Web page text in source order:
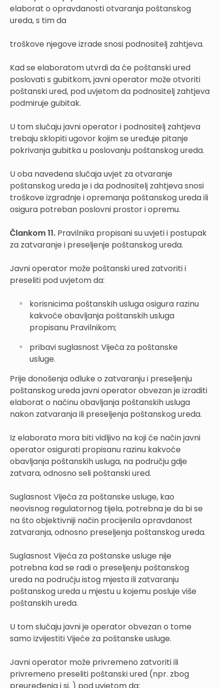
elaborat o opravdanosti otvaranja poštanskog
ureda, s tim da
troškove njegove izrade snosi podnositelj zahtjeva.
Kad se elaboratom utvrdi da će poštanski ured
poslovati s gubitkom, javni operator može otvoriti
poštanski ured, pod uvjetom da podnositelj zahtjeva
podmiruje gubitak.
U tom slučaju javni operator i podnositelj zahtjeva
trebaju sklopiti ugovor kojim se uređuje pitanje
pokrivanja gubitka u poslovanju poštanskog ureda.
U oba navedena slučaja uvjet za otvaranje
poštanskog ureda je i da podnositelj zahtjeva snosi
troškove izgradnje i opremanja poštanskog ureda ili
osigura potreban poslovni prostor i opremu.
Člankom 11. Pravilnika propisani su uvjeti i postupak
za zatvaranje i preseljenje poštanskog ureda.
Javni operator može poštanski ured zatvoriti i
preseliti pod uvjetom da:
korisnicima poštanskih usluga osigura razinu
kakvoće obavljanja poštanskih usluga
propisanu Pravilnikom;
pribavi suglasnost Vijeća za poštanske
usluge.
Prije donošenja odluke o zatvaranju i preseljenju
poštanskog ureda javni operator obvezan je izraditi
elaborat o načinu obavljanja poštanskih usluga
nakon zatvaranja ili preseljenja poštanskog ureda.
Iz elaborata mora biti vidljivo na koji će način javni
operator osigurati propisanu razinu kakvoće
obavljanja poštanskih usluga, na području gdje
zatvara, odnosno seli poštanski ured.
Suglasnost Vijeća za poštanske usluge, kao
neovisnog regulatornog tijela, potrebna je da bi se
na što objektivniji način procijenila opravdanost
zatvaranja, odnosno preseljenja poštanskog ureda.
Suglasnost Vijeća za poštanske usluge nije
potrebna kad se radi o preseljenju poštanskog
ureda na području istog mjesta ili zatvaranju
poštanskog ureda u mjestu u kojemu posluje više
poštanskih ureda.
U tom slučaju javni je operator obvezan o tome
samo izvijestiti Vijeće za poštanske usluge.
Javni operator može privremeno zatvoriti ili
privremeno preseliti poštanski ured (npr. zbog